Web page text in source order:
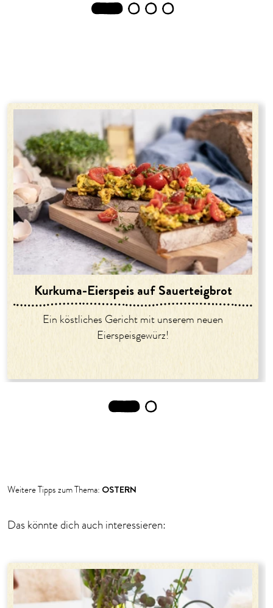
1 2 3 4
Kurkuma-Eierspeis auf Sauerteigbrot
Ein köstliches Gericht mit unserem neuen
Eierspeisgewürz!
2
Weitere Tipps zum Thema: OSTERN
Das könnte dich auch interessieren: